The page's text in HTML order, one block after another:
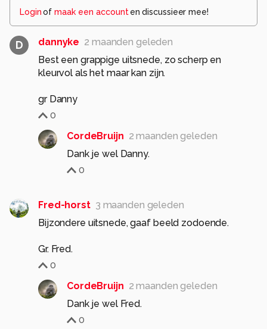
Loginof maak een account en discussieer mee!
D dannyke 2 maanden geleden
Best een grappige uitsnede, zo scherp en
kleurvol als het maar kan zijn.
gr Danny
0
CordeBruijn 2 maanden geleden
Dank je wel Danny.
0
Fred-horst 3 maanden geleden
Bijzondere uitsnede, gaaf beeld zodoende.
0
CordeBruijn 2 maanden geleden
Dank je wel Fred.
0